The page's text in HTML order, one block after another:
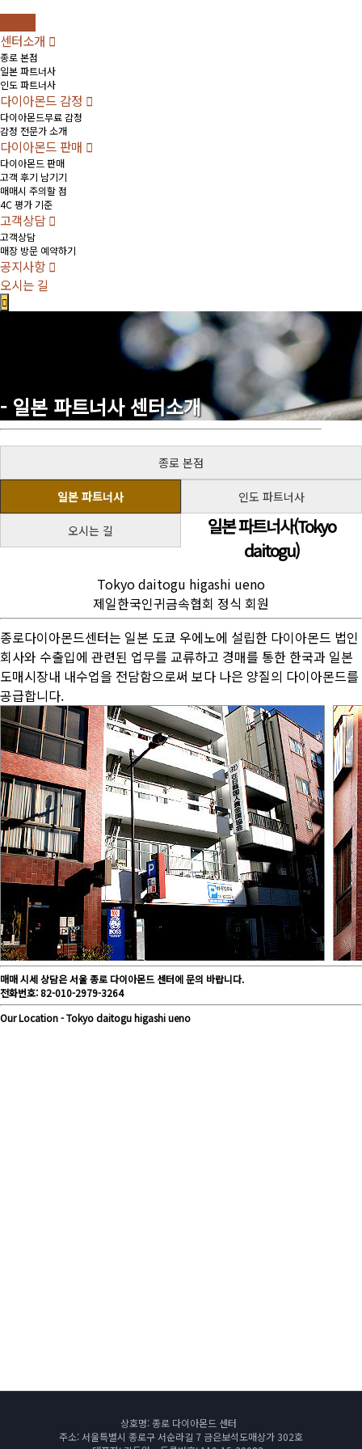
센터소개
종로 본점
일본 파트너사
인도 파트너사
다이아몬드 감정
다이아몬드무료 감정
감정 전문가 소개
다이아몬드 판매
다이아몬드 판매
고객 후기 남기기
매매시 주의할 점
4C 평가 기준
고객상담
고객상담
매장 방문 예약하기
공지사항
오시는 길
- 일본 파트너사 센터소개
종로 본점
일본 파트너사 인도 파트너사
오시는 길
일본 파트너사(Tokyo
daitogu)
Tokyo daitogu higashi ueno
제일한국인귀금속협회 정식 회원
종로다이아몬드센터는 일본 도쿄 우에노에 설립한 다이아몬드 법인
회사와 수출입에 관련된 업무를 교류하고 경매를 통한 한국과 일본
도매시장내 내수업을 전담함으로써 보다 나은 양질의 다이아몬드를
공급합니다.
매매 시세 상담은 서울 종로 다이아몬드 센터에 문의 바랍니다.
전화번호: 82-010-2979-3264
OurLocation- Tokyo daitogu higashi ueno
상호명: 종로 다이아몬드 센터
주소: 서울특별시 종로구 서순라길 7 금은보석도매상가 302호